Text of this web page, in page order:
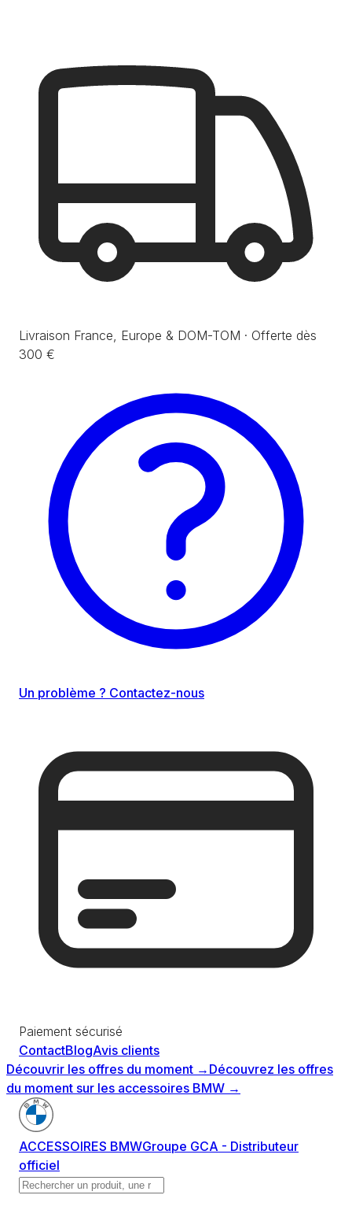
Livraison France, Europe & DOM-TOM · Offerte dès
300 €
Un problème ? Contactez-nous
Paiement sécurisé
ContactBlogAvis clients
Découvrir les offres du moment → Découvrez les offres
du moment sur les accessoires BMW →
ACCESSOIRES BMWGroupe GCA - Distributeur
officiel